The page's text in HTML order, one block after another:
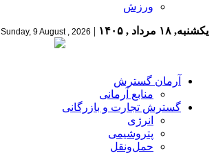
ورزش
یکشنبه, ۱۸ مرداد , ۱۴۰۵ |
Sunday, 9 August , 2026
آرمان گسترش
منابع آرمانی
گسترش تجارت و بازرگانی
انرژی
پتروشیمی
حمل‌و‌نقل